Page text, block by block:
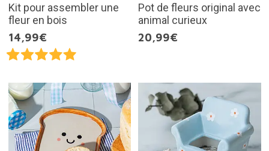
Kit pour assembler une
fleur en bois
14,99€
Pot de fleurs original avec
animal curieux
20,99€